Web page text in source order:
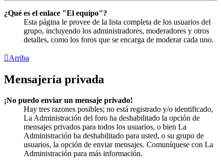
¿Qué es el enlace "El equipo"?
Esta página le provee de la lista completa de los usuarios del
grupo, incluyendo los administradores, moderadores y otros
detalles, como los foros que se encarga de moderar cada uno.
Arriba
Mensajería privada
¡No puedo enviar un mensaje privado!
Hay tres razones posibles; no está registrado y/o identificado,
La Administración del foro ha deshabilitado la opción de
mensajes privados para todos los usuarios, o bien La
Administración ha deshabilitado para usted, o su grupo de
usuarios, la opción de enviar mensajes. Comuníquese con La
Administración para más información.